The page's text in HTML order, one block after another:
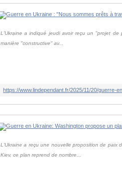
L'Ukraine a indiqué jeudi avoir reçu un "projet
manière "constructive" av...
L'Ukraine a reçu une nouvelle proposition de paix
Kiev, ce plan reprend de nombre...